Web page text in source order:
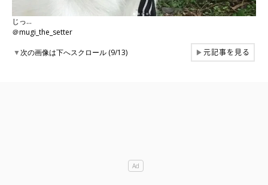
じっ…
＠mugi_the_setter
▼次の画像は下へスクロール (9/13) ▶元記事を見る